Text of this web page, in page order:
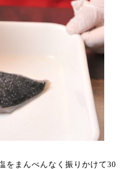
をまんべんなく振りかけて30